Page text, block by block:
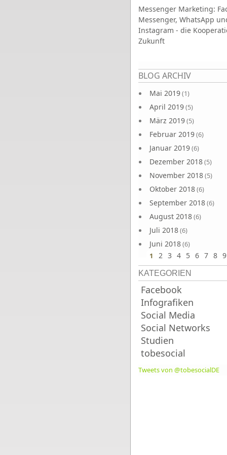
Messenger Marketing:
Messenger, WhatsApp
Instagram - die
Zukunft
BLOG ARCHIV
Mai 2019(1)
April 2019(5)
März 2019(5)
Februar 2019(6)
Januar 2019(6)
Dezember 2018(5)
November 2018(5)
Oktober 2018(6)
September 2018(6)
August 2018(6)
Juli 2018(6)
Juni 2018(6)
Seiten
1 2 3 4 5 6 7 8 9
KATEGORIEN
Facebook
Infografiken
Social Media
Social Networks
Studien
tobesocial
Tweets von @tobesocialDE